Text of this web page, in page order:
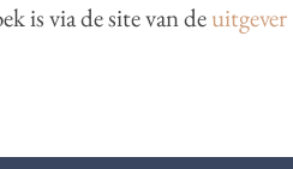
is via de site van deuitgever